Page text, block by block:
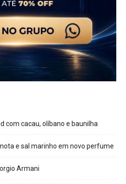
com cacau, olíbano e baunilha
e sal marinho em novo perfume
Armani